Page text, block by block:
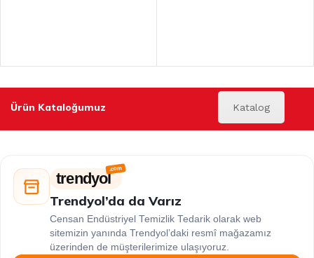
Ürün Kataloğumuz Katalog
trendyol
Trendyol’da da Varız
Censan Endüstriyel Temizlik Tedarik olarak web
sitemizin yanında Trendyol’daki resmî mağazamız
üzerinden de müşterilerimize ulaşıyoruz.